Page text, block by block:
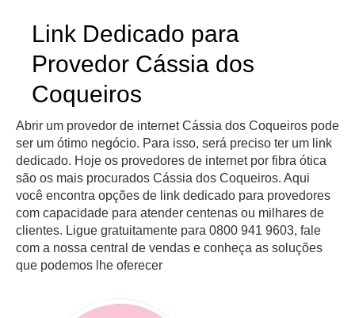
Link Dedicado para
Provedor Cássia dos
Coqueiros
Abrir um provedor de internet Cássia dos Coqueiros pode
ser um ótimo negócio. Para isso, será preciso ter um link
dedicado. Hoje os provedores de internet por fibra ótica
são os mais procurados Cássia dos Coqueiros. Aqui
você encontra opções de link dedicado para provedores
com capacidade para atender centenas ou milhares de
clientes. Ligue gratuitamente para 0800 941 9603, fale
com a nossa central de vendas e conheça as soluções
que podemos lhe oferecer